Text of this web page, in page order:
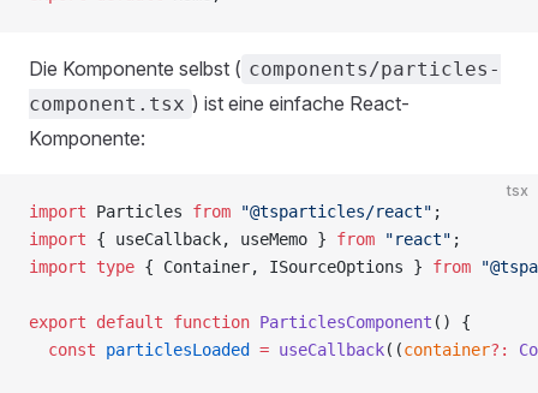
Die Komponente selbst ( components/particles-
component.tsx ) ist eine einfache React-
Komponente:
tsx
import Particles from "@tsparticles/react" ;
import { useCallback, useMemo } from "react" ;
import type { Container, ISourceOptions } from
export default function ParticlesComponent () {
  const
particlesLoaded = useCallback((container?: